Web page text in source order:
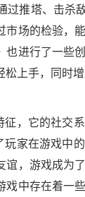
推塔、击杀
场的检验，
进行了一些
上手，同时
，它的社交
家在游戏中
，游戏成为
中存在着一